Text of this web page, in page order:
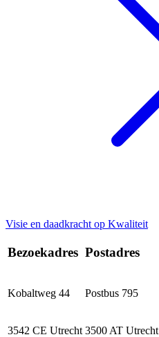
Visie en daadkracht op Kwaliteit
Bezoekadres Postadres
Kobaltweg 44 Postbus 795
3542 CE Utrecht 3500 AT Utrecht